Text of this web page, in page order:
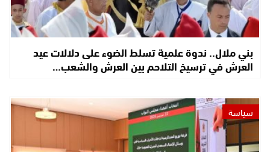
بني ملال.. ندوة علمية تسلط الضوء على دلالات عيد
العرش في ترسيخ التلاحم بين العرش والشعب…
سياسة